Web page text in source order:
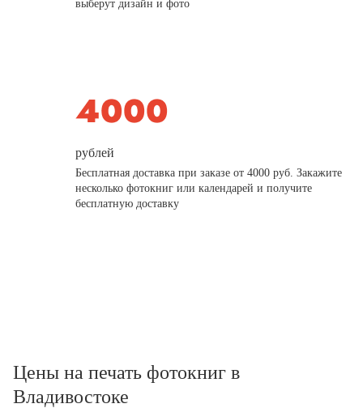
выберут дизайн и фото
рублей
Бесплатная доставка при заказе от 4000 руб. Закажите
несколько фотокниг или календарей и получите
бесплатную доставку
Цены на печать фотокниг в
Владивостоке